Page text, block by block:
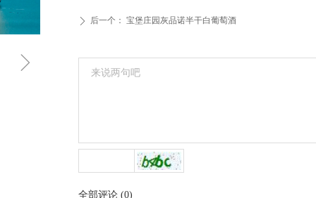
ꁇ
ꄲ 后一个： 宝堡庄园灰品诺半干白葡萄酒
全部评论 (0)